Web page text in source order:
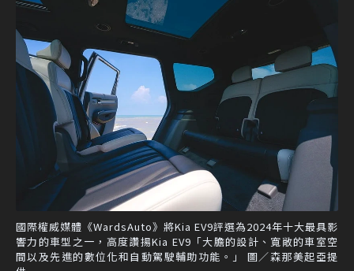
國際權威媒體《WardsAuto》將Kia EV9評選為2024年十大最具影
響力的車型之一，高度讚揚Kia EV9「大膽的設計、寬敞的車室空
間以及先進的數位化和自動駕駛輔助功能。」 圖／森那美起亞提